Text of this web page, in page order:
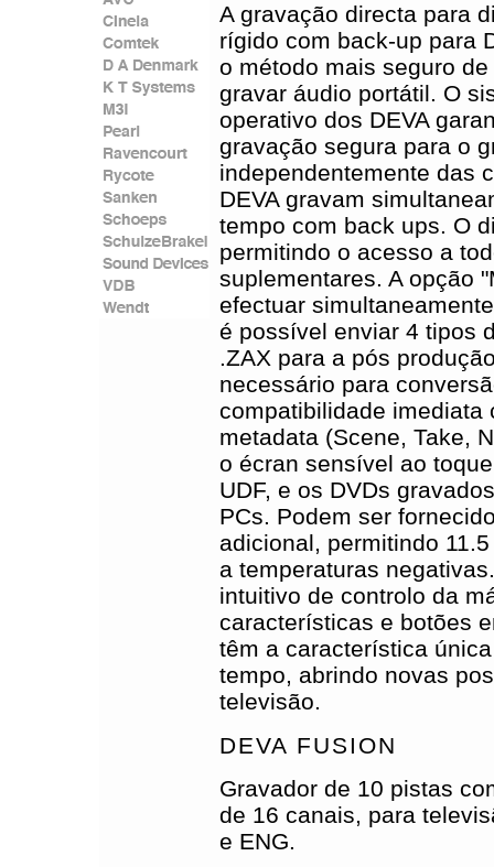
A gravação directa para
rígido com back-up para
o método mais seguro de
gravar áudio portátil. O
operativo dos DEVA
gravação segura para o
independentemente das
DEVA gravam
tempo com back ups. O
permitindo o acesso a
suplementares. A opção
efectuar
é possível enviar 4 tipos
.ZAX para a pós
necessário para
compatibilidade imediata
metadata (Scene, Take,
o écran sensível ao
UDF, e os DVDs
PCs. Podem ser
adicional, permitindo
a temperaturas
intuitivo de controlo da
características e botões
têm a característica
tempo, abrindo novas
televisão.
DEVA FUSION
Gravador de 10 pistas
de 16 canais, para
e ENG.